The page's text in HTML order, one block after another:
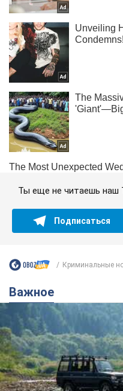
Ты еще не читаешь наш
Подписаться
Криминальные
Важное